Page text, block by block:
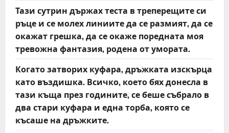
Тази сутрин държах теста в треперещите си
ръце и се молех линиите да се размият, да се
окажат грешка, да се окаже поредната моя
тревожна фантазия, родена от умората.
Когато затворих куфара, дръжката изскърца
като въздишка. Всичко, което бях донесла в
тази къща през годините, се беше събрало в
два стари куфара и една торба, която се
късаше на дръжките.